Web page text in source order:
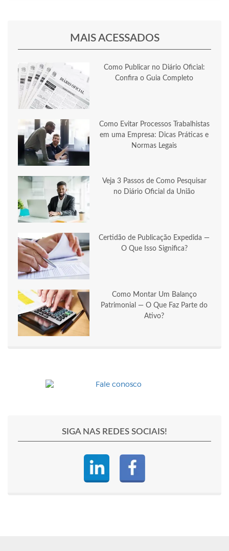
MAIS ACESSADOS
Como Publicar no Diário Oficial:
Confira o Guia Completo
Como Evitar Processos Trabalhistas
em uma Empresa: Dicas Práticas e
Normas Legais
Veja 3 Passos de Como Pesquisar
no Diário Oficial da União
Certidão de Publicação Expedida —
O Que Isso Significa?
Como Montar Um Balanço
Patrimonial — O Que Faz Parte do
Ativo?
SIGA NAS REDES SOCIAIS!